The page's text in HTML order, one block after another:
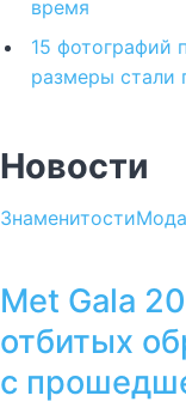
время
15 фотографий
размеры стали
Новости
ЗнаменитостиМода
Met Gala
отбитых
с